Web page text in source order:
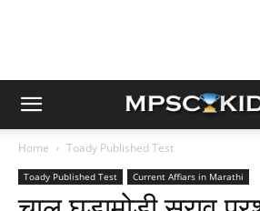
Home Toady Published Test
Toady Published Test Current Affiars in Marathi